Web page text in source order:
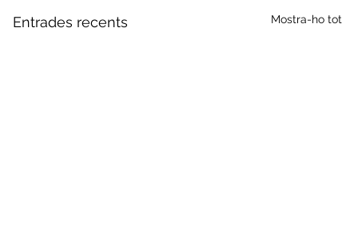
Entrades recents Mostra-ho tot